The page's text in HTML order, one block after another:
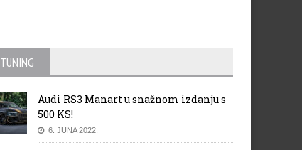
TUNING
Audi RS3 Manart u snažnom izdanju s
500 KS!
6. JUNA 2022.